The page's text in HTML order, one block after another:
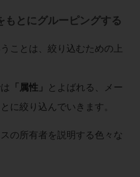
もとにグルーピングする
ことは、絞り込むための上
「属性」
とよばれる、メー
に絞り込んでいきます。
の所有者を説明する色々な